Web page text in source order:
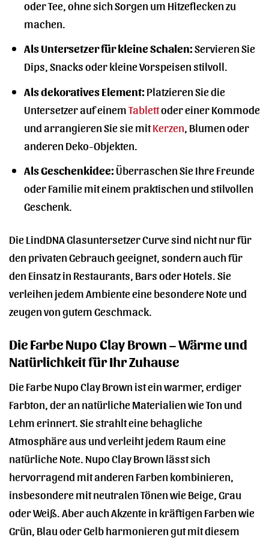
oder Tee, ohne sich Sorgen um Hitzeflecken zu
machen.
Als Untersetzer für kleine Schalen:Servieren Sie
Dips, Snacks oder kleine Vorspeisen stilvoll.
Als dekoratives Element:Platzieren Sie die
Untersetzer auf einemTablettoder einer Kommode
und arrangieren Sie sie mitKerzen , Blumen oder
anderen Deko-Objekten.
Als Geschenkidee:Überraschen Sie Ihre Freunde
oder Familie mit einem praktischen und stilvollen
Geschenk.
Die LindDNA Glasuntersetzer Curve sind nicht nur für
den privaten Gebrauch geeignet, sondern auch für
den Einsatz in Restaurants, Bars oder Hotels. Sie
verleihen jedem Ambiente eine besondere Note und
zeugen von gutem Geschmack.
Die Farbe Nupo Clay Brown – Wärme und
Natürlichkeit für Ihr Zuhause
Die Farbe Nupo Clay Brown ist ein warmer, erdiger
Farbton, der an natürliche Materialien wie Ton und
Lehm erinnert. Sie strahlt eine behagliche
Atmosphäre aus und verleiht jedem Raum eine
natürliche Note. Nupo Clay Brown lässt sich
hervorragend mit anderen Farben kombinieren,
insbesondere mit neutralen Tönen wie Beige, Grau
oder Weiß. Aber auch Akzente in kräftigen Farben wie
Grün, Blau oder Gelb harmonieren gut mit diesem